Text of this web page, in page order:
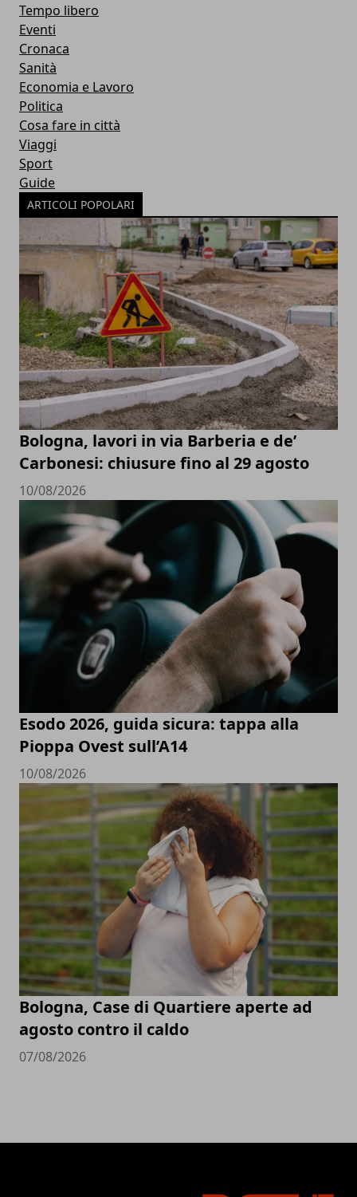
Tempo libero
Eventi
Cronaca
Sanità
Economia e Lavoro
Politica
Cosa fare in città
Viaggi
Sport
Guide
ARTICOLI POPOLARI
Bologna, lavori in via Barberia e de’
Carbonesi: chiusure fino al 29 agosto
10/08/2026
Esodo 2026, guida sicura: tappa alla
Pioppa Ovest sull’A14
10/08/2026
Bologna, Case di Quartiere aperte ad
agosto contro il caldo
07/08/2026